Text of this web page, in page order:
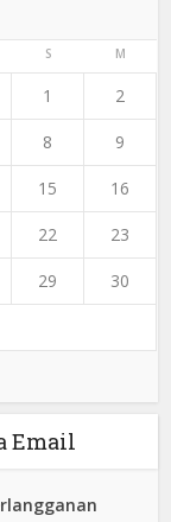
S M
1 2
8 9
15 16
22 23
29 30
Email